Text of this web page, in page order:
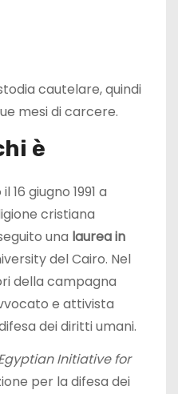
cautelare, quindi
mesi di carcere.
è
16 giugno 1991 a
cristiana
una laurea in
del Cairo. Nel
della campagna
e attivista
dei diritti umani.
Initiative for
per la difesa dei